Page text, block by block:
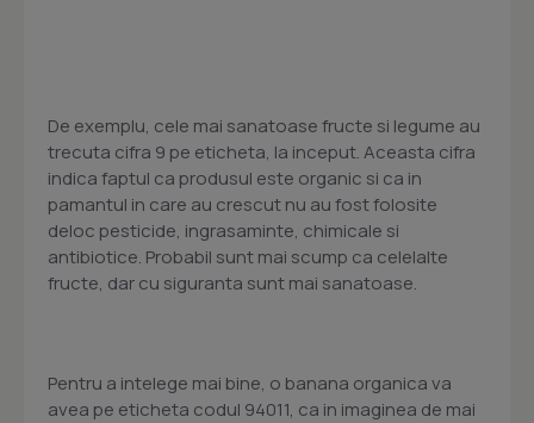
De exemplu, cele mai sanatoase fructe si legume au
trecuta cifra 9 pe eticheta, la inceput. Aceasta cifra
indica faptul ca produsul este organic si ca in
pamantul in care au crescut nu au fost folosite
deloc pesticide, ingrasaminte, chimicale si
antibiotice. Probabil sunt mai scump ca celelalte
fructe, dar cu siguranta sunt mai sanatoase.
Pentru a intelege mai bine, o banana organica va
avea pe eticheta codul 94011, ca in imaginea de mai